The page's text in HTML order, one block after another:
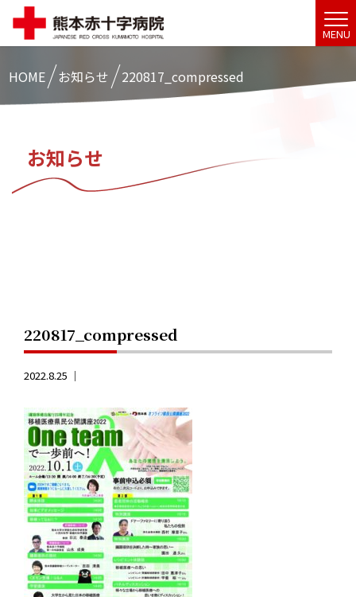
MENU
HOME お知らせ 220817_compressed
お知らせ
220817_compressed
2022.8.25 ｜